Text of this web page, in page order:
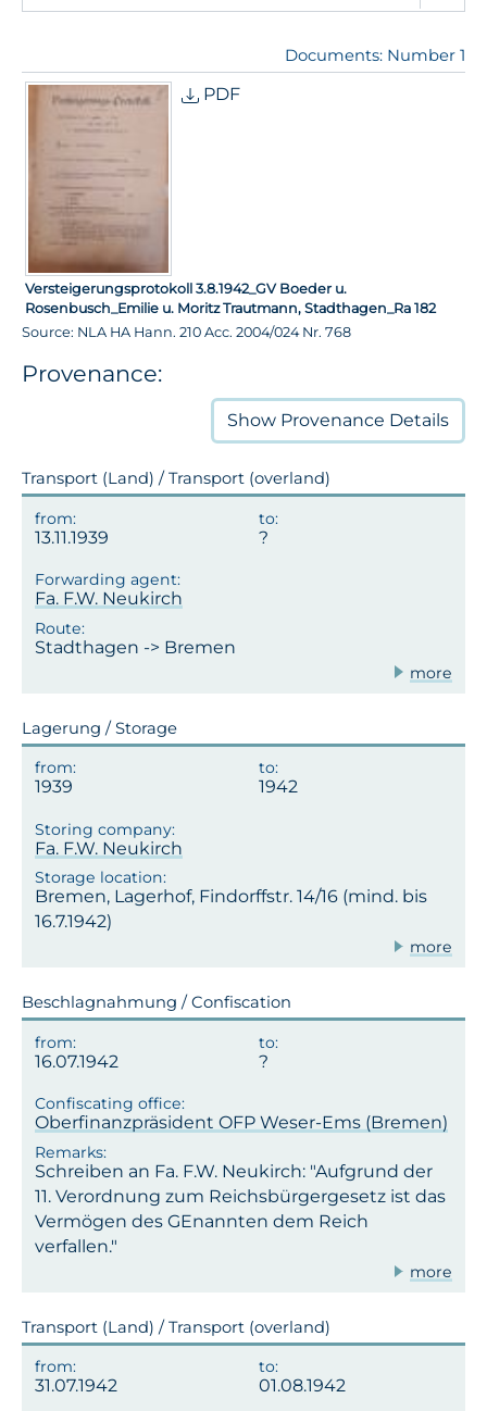
Documents: Number 1
PDF
Versteigerungsprotokoll 3.8.1942_GV Boeder u.
Rosenbusch_Emilie u. Moritz Trautmann, Stadthagen_Ra 182
Source: NLA HA Hann. 210 Acc. 2004/024 Nr. 768
Provenance:
Show Provenance Details
Transport (Land) / Transport (overland)
13.11.1939
Fa. F.W. Neukirch
Stadthagen -> Bremen
more
Lagerung / Storage
1939 1942
Fa. F.W. Neukirch
Bremen, Lagerhof, Findorffstr. 14/16 (mind. bis
16.7.1942)
more
Beschlagnahmung / Confiscation
16.07.1942
Oberfinanzpräsident OFP Weser-Ems (Bremen)
Schreiben an Fa. F.W. Neukirch: "Aufgrund der
11. Verordnung zum Reichsbürgergesetz ist das
Vermögen des GEnannten dem Reich
verfallen."
more
Transport (Land) / Transport (overland)
31.07.1942 01.08.1942